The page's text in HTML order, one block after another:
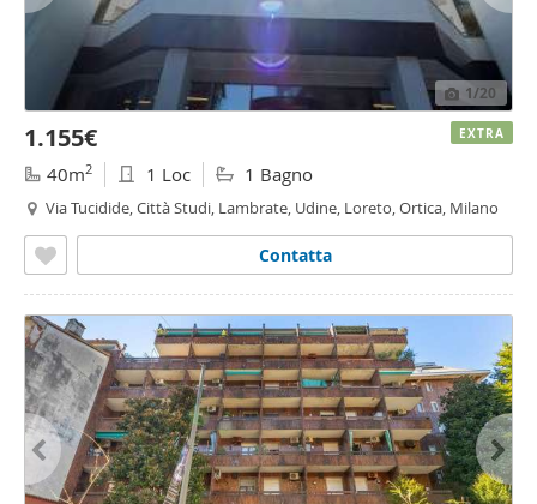
1/20
1.155€
40m2 1 Loc 1 Bagno
Via Tucidide, Città Studi, Lambrate, Udine, Loreto, Ortica, Milano
Contatta
EXTRA